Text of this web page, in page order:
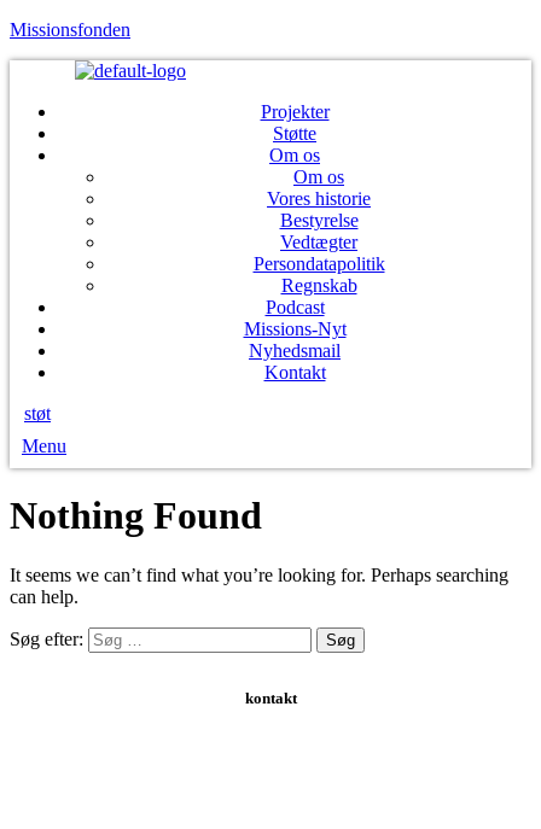
Missionsfonden
Projekter
Støtte
Om os
Om os
Vores historie
Bestyrelse
Vedtægter
Persondatapolitik
Regnskab
Podcast
Missions-Nyt
Nyhedsmail
Kontakt
støt
Menu
Nothing Found
It seems we can’t find what you’re looking for. Perhaps searching
can help.
Søg efter:
kontakt